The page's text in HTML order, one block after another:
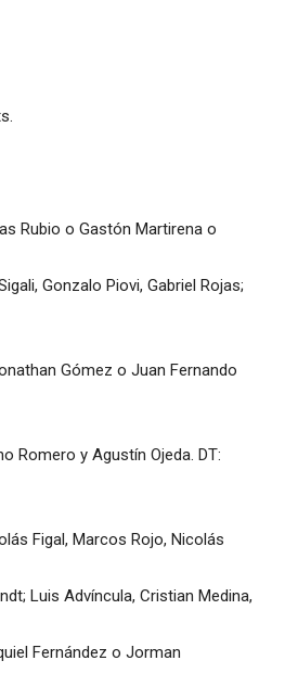
Rubio o Gastón Martirena o
Gonzalo Piovi, Gabriel Rojas;
Gómez o Juan Fernando
Romero y Agustín Ojeda. DT:
Figal, Marcos Rojo, Nicolás
Luis Advíncula, Cristian Medina,
Fernández o Jorman